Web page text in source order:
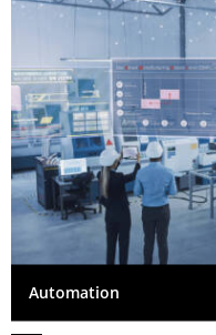
Automation